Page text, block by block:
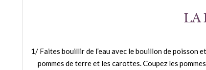
LA
1/ Faites bouillir de l’eau avec le bouillon de poisson
pommes de terre et les carottes. Coupez les